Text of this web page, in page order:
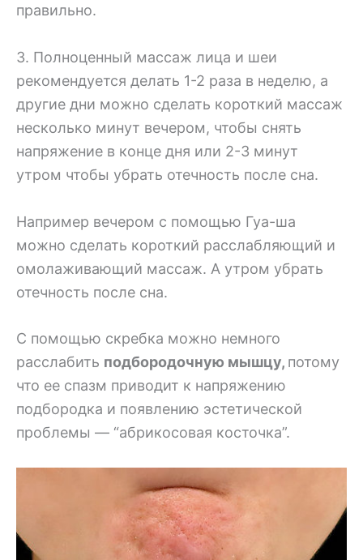
правильно.
3. Полноценный массаж лица и шеи
рекомендуется делать 1-2 раза в неделю, а
другие дни можно сделать короткий массаж
несколько минут вечером, чтобы снять
напряжение в конце дня или 2-3 минут
утром чтобы убрать отечность после сна.
Например вечером с помощью Гуа-ша
можно сделать короткий расслабляющий и
омолаживающий массаж. А утром убрать
отечность после сна.
С помощью скребка можно немного
расслабить подбородочную мышцу, потому
что ее спазм приводит к напряжению
подбородка и появлению эстетической
проблемы — “абрикосовая косточка”.